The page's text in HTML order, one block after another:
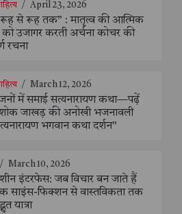
/ April 23, 2026
रूह से रूह तक” : मातृत्व की आत्मिक
को उजागर करती अर्चना कोचर की
रचना
/ March 12, 2026
में समाई सत्यनारायण कथा—पढ़ें
जाखड़ की अनोखी भजनावली
भगवान कथा दर्शन"
/ March 10, 2026
इंटरफेस: जब विचार बन जाते हैं
साइंस-फिक्शन से वास्तविकता तक
यात्रा